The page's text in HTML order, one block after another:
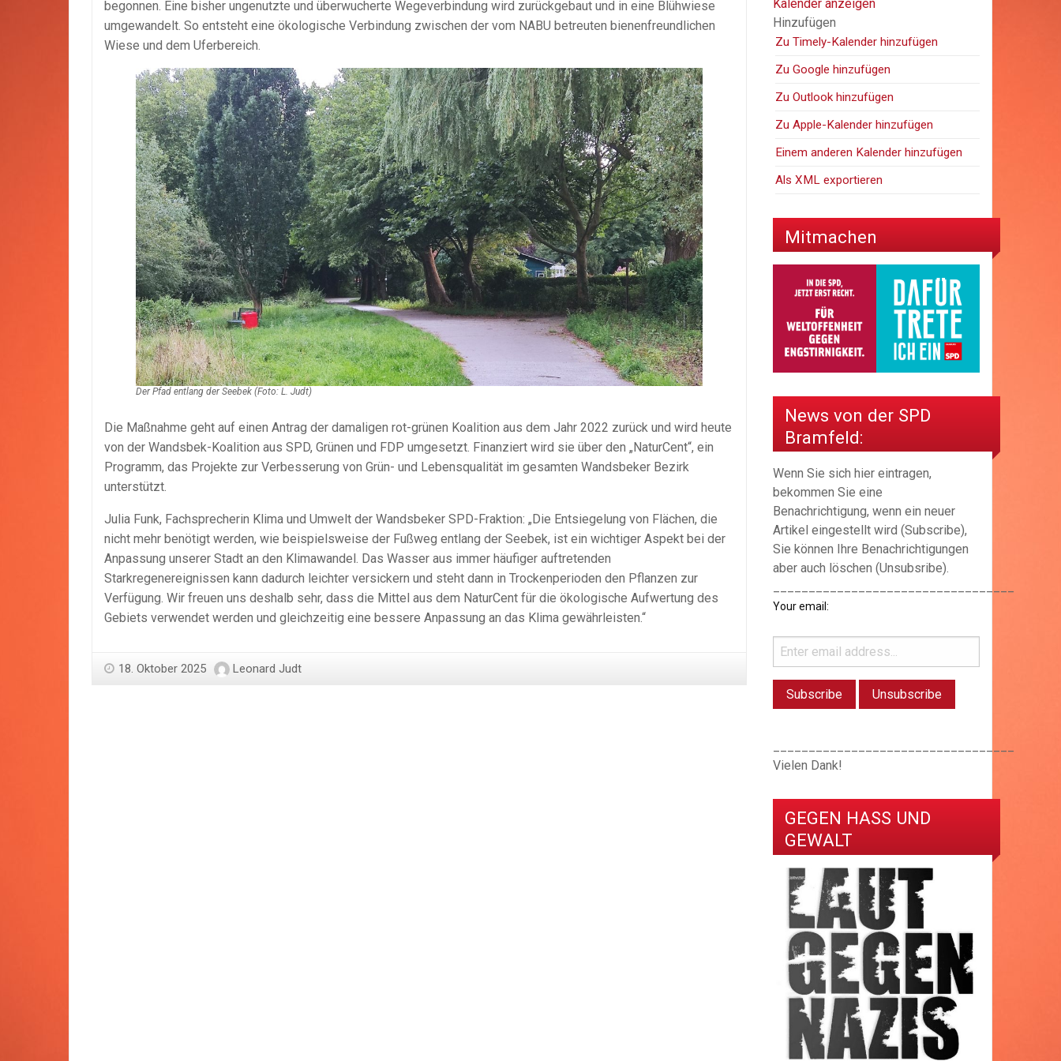
begonnen. Eine bisher ungenutzte und überwucherte Wegeverbindung wird zurückgebaut und in eine Blühwiese
umgewandelt. So entsteht eine ökologische Verbindung zwischen der vom NABU betreuten bienenfreundlichen
Wiese und dem Uferbereich.
Der Pfad entlang der Seebek (Foto: L. Judt)
Die Maßnahme geht auf einen Antrag der damaligen rot-grünen Koalition aus dem Jahr 2022 zurück und wird heute
von der Wandsbek-Koalition aus SPD, Grünen und FDP umgesetzt. Finanziert wird sie über den „NaturCent“, ein
Programm, das Projekte zur Verbesserung von Grün- und Lebensqualität im gesamten Wandsbeker Bezirk
unterstützt.
Julia Funk, Fachsprecherin Klima und Umwelt der Wandsbeker SPD-Fraktion: „Die Entsiegelung von Flächen, die
nicht mehr benötigt werden, wie beispielsweise der Fußweg entlang der Seebek, ist ein wichtiger Aspekt bei der
Anpassung unserer Stadt an den Klimawandel. Das Wasser aus immer häufiger auftretenden
Starkregenereignissen kann dadurch leichter versickern und steht dann in Trockenperioden den Pflanzen zur
Verfügung. Wir freuen uns deshalb sehr, dass die Mittel aus dem NaturCent für die ökologische Aufwertung des
Gebiets verwendet werden und gleichzeitig eine bessere Anpassung an das Klima gewährleisten.“
18. Oktober 2025 Leonard Judt
Kalender anzeigen
Hinzufügen
Zu Timely-Kalender hinzufügen
Zu Google hinzufügen
Zu Outlook hinzufügen
Zu Apple-Kalender hinzufügen
Einem anderen Kalender hinzufügen
Als XML exportieren
Mitmachen
News von der SPD
Bramfeld:
Wenn Sie sich hier eintragen,
bekommen Sie eine
Benachrichtigung, wenn ein neuer
Artikel eingestellt wird (Subscribe),
Sie können Ihre Benachrichtigungen
aber auch löschen (Unsubsribe).
Your email:
Vielen Dank!
GEGEN HASS UND
GEWALT